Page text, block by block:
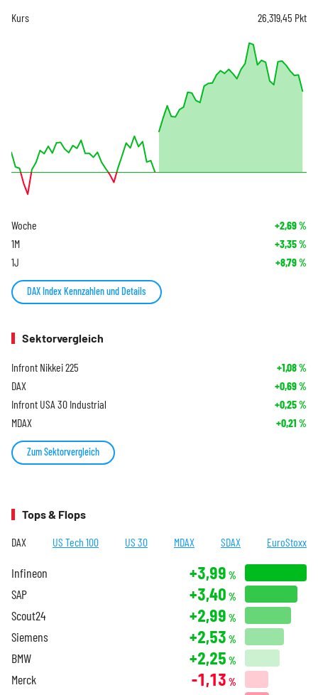
Kurs 26.319,45 Pkt
Woche +2,69%
1M +3,35%
1J +8,79%
DAX Index Kennzahlen und Details
Sektorvergleich
Infront Nikkei 225 +1,08%
DAX +0,69%
Infront USA 30 Industrial +0,25%
MDAX +0,21 %
Zum Sektorvergleich
Tops & Flops
DAX US Tech 100 US 30 MDAX SDAX EuroStoxx
Infineon +3,99 %
SAP +3,40 %
Scout24 +2,99 %
Siemens +2,53 %
BMW +2,25 %
Merck -1,13 %